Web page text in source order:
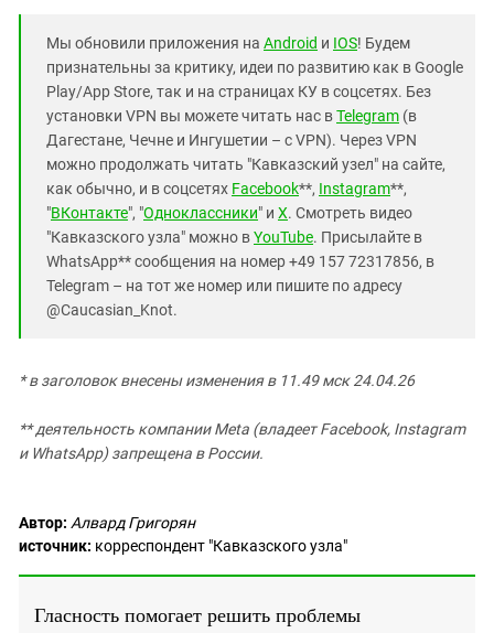
Мы обновили приложения на Android и IOS! Будем
признательны за критику, идеи по развитию как в Google
Play/App Store, так и на страницах КУ в соцсетях. Без
установки VPN вы можете читать нас вTelegram (в
Дагестане, Чечне и Ингушетии – с VPN). Через VPN
можно продолжать читать "Кавказский узел" на сайте,
как обычно, и в соцсетях Facebook**, Instagram**,
"ВКонтакте", "Одноклассники" и X. Смотреть видео
"Кавказского узла" можно вYouTube. Присылайте в
WhatsApp** сообщения на номер +49 157 72317856, в
Telegram – на тот же номер или пишите по адресу
@Caucasian_Knot.
* в заголовок внесены изменения в 11.49 мск 24.04.26
** деятельность компании Meta (владеет Facebook, Instagram
и WhatsApp) запрещена в России.
Автор: Алвард Григорян
источник: корреспондент "Кавказского узла"
Гласность помогает решить проблемы